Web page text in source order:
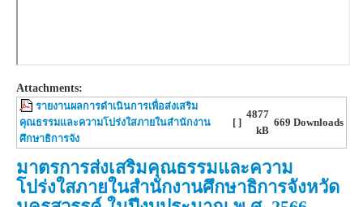
Attachments:
รายงานผลการดำเนินการเพื่อส่งเสริม
คุณธรรมและความโปร่งใสภายในสำนักงาน
ศึกษาธิการจัง
[ ]
4877
kB
669 Downloads
มาตรการส่งเสริมคุณธรรมและความ
โปร่งใสภายในสำนักงานศึกษาธิการจังหวัด